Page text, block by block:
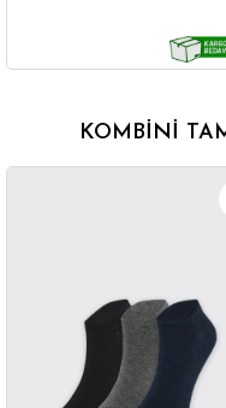
KOMBINI